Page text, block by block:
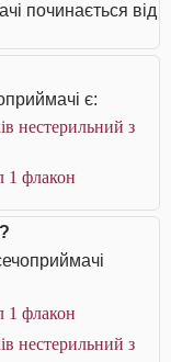
починається від
є:
нестерильний з
1 флакон
1 флакон
нестерильний з